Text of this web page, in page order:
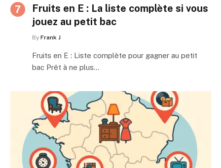
Fruits en E : La liste complète si vous
jouez au petit bac
By Frank J
Fruits en E : Liste complète pour gagner au petit
bac Prêt à ne plus…